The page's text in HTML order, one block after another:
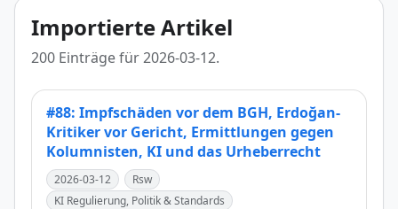
Importierte Artikel
200 Einträge für 2026-03-12.
#88: Impfschäden vor dem BGH, Erdoğan-
Kritiker vor Gericht, Ermittlungen gegen
Kolumnisten, KI und das Urheberrecht
2026-03-12
Rsw
KI Regulierung, Politik & Standards